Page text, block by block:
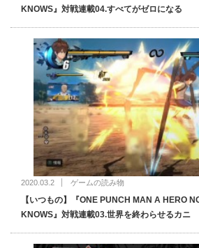
KNOWS』対戦連載04.すべてがゼロになる
2020.03.2 ゲームの読み物
【いつもの】『ONE PUNCH MAN A HERO
KNOWS』対戦連載03.世界を終わらせるカニ